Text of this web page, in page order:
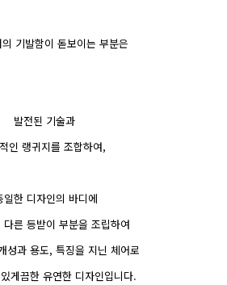
기발함이 돋보이는 부분은
발전된 기술과
인 랭귀지를 조합하여,
일한 디자인의 바디에
다른 등받이 부분을 조립하여
성과 용도, 특징을 지닌 체어로
게끔한 유연한 디자인입니다.